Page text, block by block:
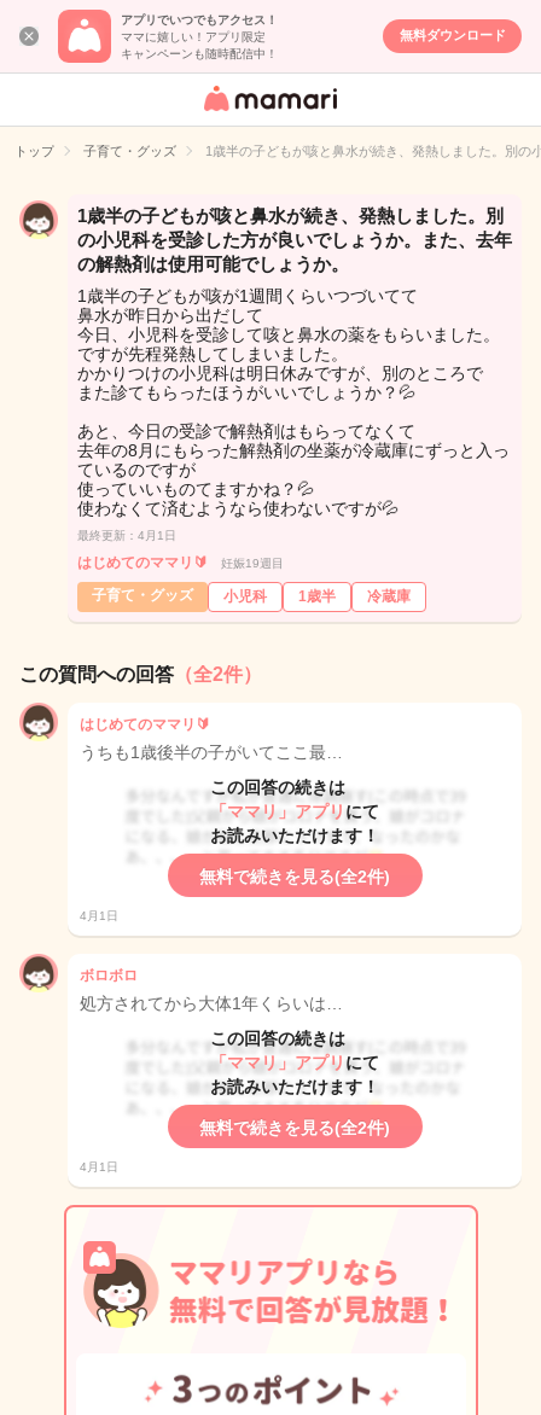
アプリでいつでもアクセス！
ママに嬉しい！アプリ限定
キャンペーンも随時配信中！
無料ダウンロード
女性専用匿名QA
イト
トップ 子育て・グッズ 1歳半の子どもが咳と鼻水が続き、発熱しました。別
1歳半の子どもが咳と鼻水が続き、発熱しました。別
の小児科を受診した方が良いでしょうか。また、去年
の解熱剤は使用可能でしょうか。
1歳半の子どもが咳が1週間くらいつづいてて
鼻水が昨日から出だして
今日、小児科を受診して咳と鼻水の薬をもらいました。
ですが先程発熱してしまいました。
かかりつけの小児科は明日休みですが、別のところで
また診てもらったほうがいいでしょうか？💦
あと、今日の受診で解熱剤はもらってなくて
去年の8月にもらった解熱剤の坐薬が冷蔵庫にずっと入っ
ているのですが
使っていいものてますかね？💦
使わなくて済むようなら使わないですが💦
最終更新：4月1日
はじめてのママリ🔰 妊娠19週目
子育て・グッズ 小児科 1歳半 冷蔵庫
この質問への回答 （全2件）
はじめてのママリ🔰
うちも1歳後半の子がいてここ最…
この回答の続きは
「ママリ」アプリ にて
お読みいただけます！
無料で続きを見る(全2件)
4月1日
ボロボロ
処方されてから大体1年くらいは…
この回答の続きは
「ママリ」アプリ にて
お読みいただけます！
無料で続きを見る(全2件)
4月1日